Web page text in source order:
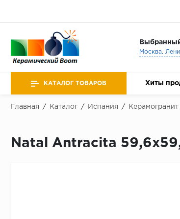
КАТАЛОГ ТОВАРОВ Хиты
Главная / Каталог / Испания / Керамогранит
Natal Antracita